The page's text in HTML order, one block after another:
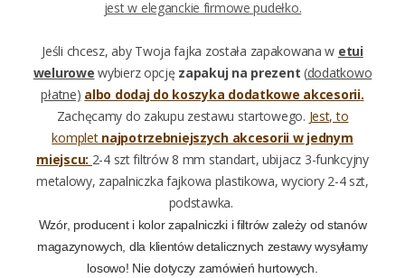
jest w eleganckie firmowe pudełko.
Jeśli chcesz, aby Twoja fajka została zapakowana w etui
welurowe wybierz opcję zapakuj na prezent (dodatkowo
płatne) albo dodaj do koszyka dodatkowe akcesorii.
Zachęcamy do zakupu zestawu startowego. Jest, to
komplet najpotrzebniejszych akcesorii w jednym
miejscu: 2-4 szt filtrów 8 mm standart, ubijacz 3-funkcyjny
metalowy, zapalniczka fajkowa plastikowa, wyciory 2-4 szt,
podstawka.
Wzór, producent i kolor zapalniczki i filtrów zależy od stanów
magazynowych, dla klientów detalicznych zestawy wysyłamy
losowo! Nie dotyczy zamówień hurtowych.